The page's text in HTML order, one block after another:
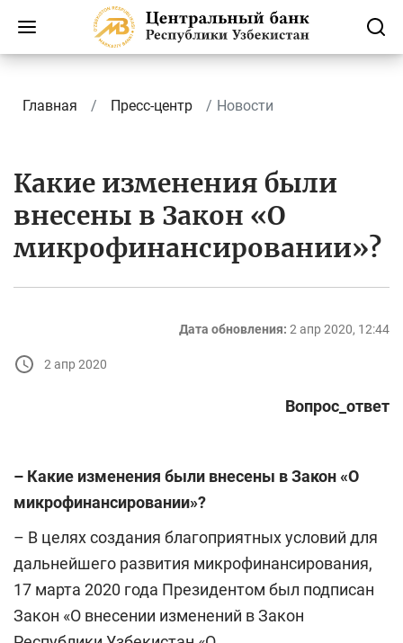
Главная Пресс-центр Новости
Какие изменения были
внесены в Закон «О
микрофинансировании»?
Дата обновления: 2 апр 2020, 12:44
2 апр 2020
Вопрос_ответ
– Какие изменения были внесены вЗакон «О
микрофинансировании»?
– В целях создания благоприятных условий для
дальнейшего развития микрофинансирования,
17 марта 2020 года Президентом был подписан
Закон «О внесении изменений в Закон